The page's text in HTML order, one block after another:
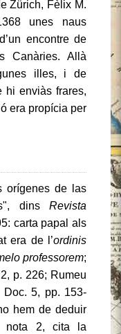
Zürich, Fèlix M.
unes naus
encontre de
Canàries. Allà
illes, i de
hi enviàs frares,
era propícia per
orígenes de las
dins Revista
carta papal als
era de l’ordinis
professorem;
p. 226; Rumeu
Doc. 5, pp. 153-
hem de deduir
nota 2, cita la